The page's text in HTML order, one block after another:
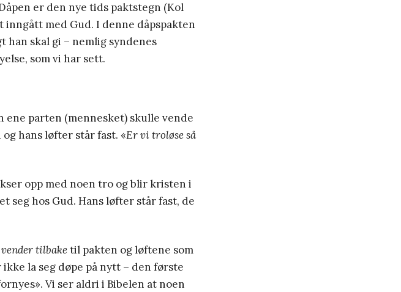
er den nye tids paktstegn (Kol
inngått med Gud. I denne dåpspakten
han skal gi – nemlig syndenes
som vi har sett.
ene parten (mennesket) skulle vende
hans løfter står fast. «Er vi troløse så
opp med noen tro og blir kristen i
seg hos Gud. Hans løfter står fast, de
vender tilbaketil pakten og løftene som
la seg døpe på nytt – den første
Vi ser aldri i Bibelen at noen